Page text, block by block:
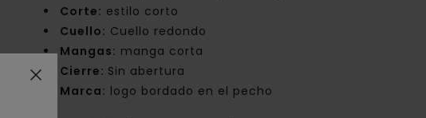
Corte: estilo corto
Cuello: Cuello redondo
Mangas: manga corta
Cierre: Sin abertura
Marca: logo bordado en el pecho